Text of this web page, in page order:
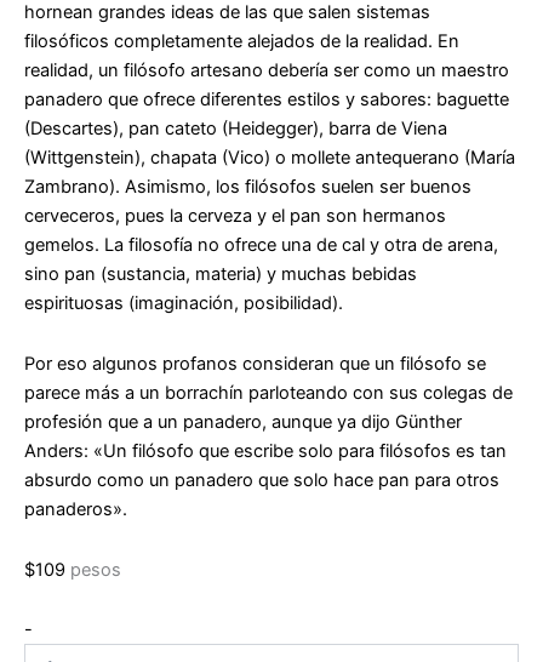
hornean grandes ideas de las que salen sistemas
filosóficos completamente alejados de la realidad. En
realidad, un filósofo artesano debería ser como un maestro
panadero que ofrece diferentes estilos y sabores: baguette
(Descartes), pan cateto (Heidegger), barra de Viena
(Wittgenstein), chapata (Vico) o mollete antequerano (María
Zambrano). Asimismo, los filósofos suelen ser buenos
cerveceros, pues la cerveza y el pan son hermanos
gemelos. La filosofía no ofrece una de cal y otra de arena,
sino pan (sustancia, materia) y muchas bebidas
espirituosas (imaginación, posibilidad).
Por eso algunos profanos consideran que un filósofo se
parece más a un borrachín parloteando con sus colegas de
profesión que a un panadero, aunque ya dijo Günther
Anders: «Un filósofo que escribe solo para filósofos es tan
absurdo como un panadero que solo hace pan para otros
panaderos».
$109 pesos
-
en